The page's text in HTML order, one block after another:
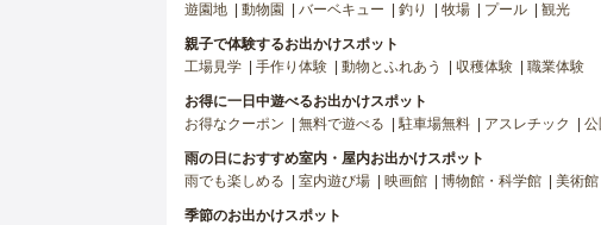
遊園地
動物園 バーベキュー 釣り 牧場 プール 観光
親子で体験するお出かけスポット
工場見学
手作り体験 動物とふれあう 収穫体験 職業体験
お得に一日中遊べるお出かけスポット
お得なクーポン
無料で遊べる 駐車場無料 アスレチック 公
雨の日におすすめ室内・屋内お出かけスポット
雨でも楽しめる
室内遊び場 映画館 博物館・科学館 美術館
季節のお出かけスポット